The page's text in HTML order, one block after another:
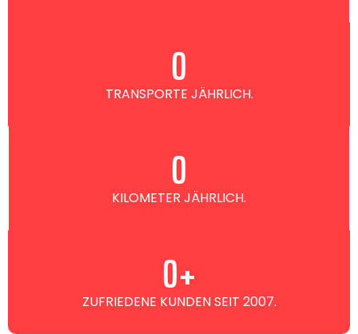
TRANSPORTE JÄHRLICH.
0
KILOMETER JÄHRLICH.
0
ZUFRIEDENE KUNDEN SEIT 2007.
0+